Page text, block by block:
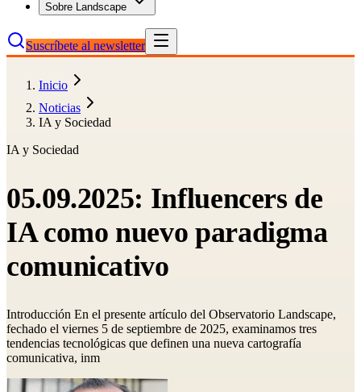
Sobre Landscape
Suscríbete al newsletter
Inicio
Noticias
IA y Sociedad
IA y Sociedad
05.09.2025: Influencers de
IA como nuevo paradigma
comunicativo
Introducción En el presente artículo del Observatorio Landscape,
fechado el viernes 5 de septiembre de 2025, examinamos tres
tendencias tecnológicas que definen una nueva cartografía
comunicativa, inm